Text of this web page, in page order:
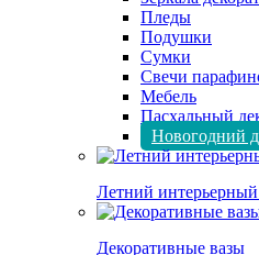
Пледы
Подушки
Сумки
Свечи
Мебель
Пасхальный
Новогодний
Летний
Декоративные вазы